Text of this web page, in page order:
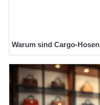
Warum sind Cargo-